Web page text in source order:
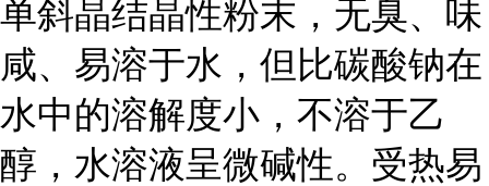
单斜晶结晶性粉末，无臭、味
咸、易溶于水，但比碳酸钠在
水中的溶解度小，不溶于乙
醇，水溶液呈微碱性。受热易